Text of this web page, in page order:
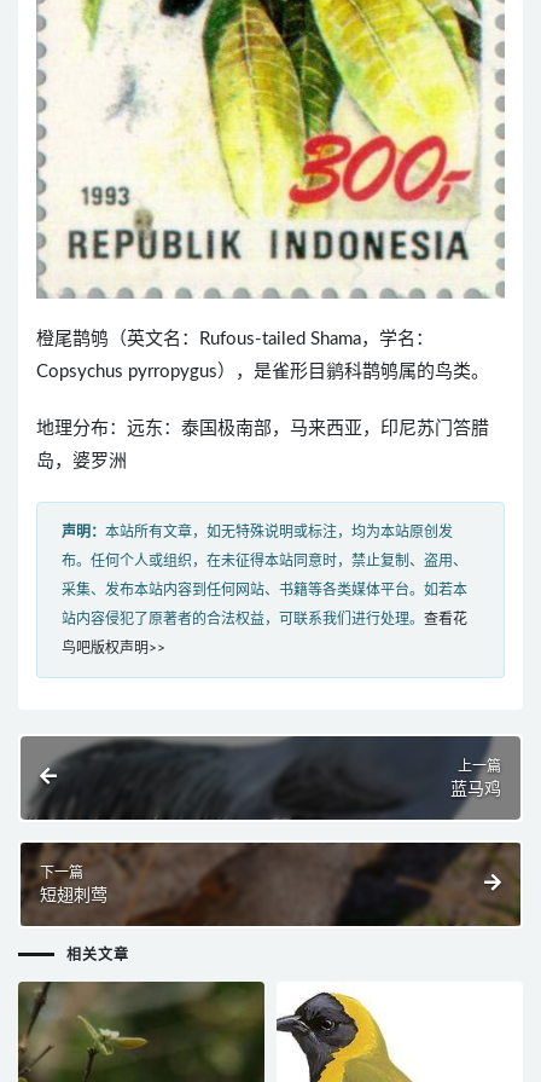
橙尾鹊鸲（英文名：Rufous-tailed Shama，学名：
Copsychus pyrropygus），是雀形目鹟科鹊鸲属的鸟类。
地理分布：远东：泰国极南部，马来西亚，印尼苏门答腊
岛，婆罗洲
声明： 本站所有文章，如无特殊说明或标注，均为本站原创发
布。任何个人或组织，在未征得本站同意时，禁止复制、盗用、
采集、发布本站内容到任何网站、书籍等各类媒体平台。如若本
站内容侵犯了原著者的合法权益，可联系我们进行处理。 查看花
鸟吧版权声明>>
上一篇
蓝马鸡
下一篇
短翅刺莺
相关文章